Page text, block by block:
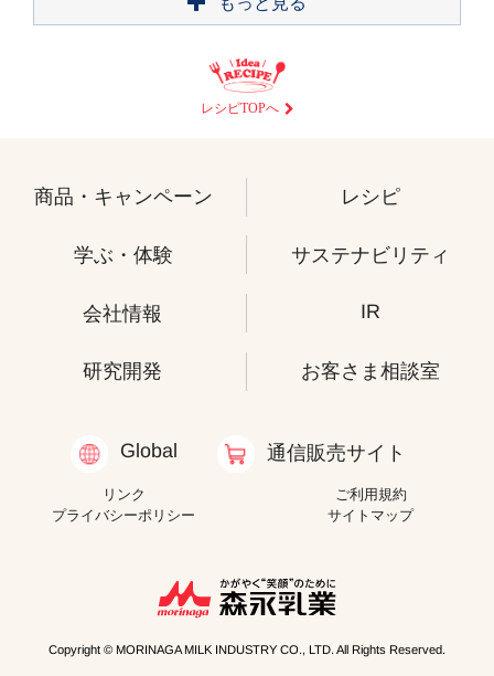
レシピTOPへ
商品・キャンペーン レシピ
学ぶ・体験 サステナビリティ
会社情報 IR
研究開発 お客さま相談室
Global 通信販売サイト
リンク
ご利用規約
プライバシーポリシー
サイトマップ
Copyright © MORINAGA MILK INDUSTRY CO., LTD. All Rights Reserved.